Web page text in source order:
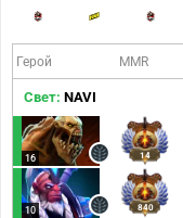
Герой MMR
Свет: NAVI
16 14
10 840